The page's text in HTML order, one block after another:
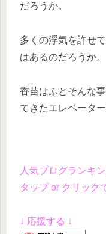
だろうか。
多くの浮気を許せ
はあるのだろうか。
香苗はふとそんな
てきたエレベータ
人気ブログランキ
タップ or クリック
↓ 応援する ↓